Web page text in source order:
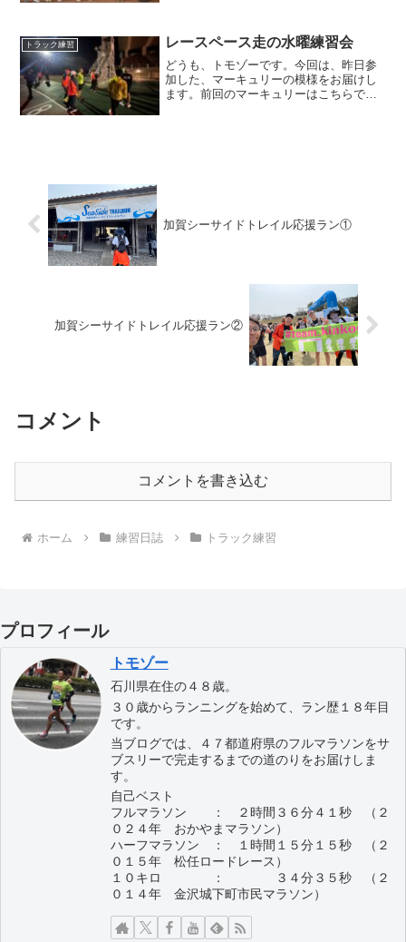
あったこと、天気予報では４...
トラック練習 レースペース走の水曜練習会
どうも、トモゾーです。今回は、昨日参
加した、マーキュリーの模様をお届けし
ます。前回のマーキュリーはこちらで
加賀シーサイドトレイル応援ラン①
加賀シーサイドトレイル応援ラン②
コメント
コメントを書き込む
ホーム 練習日誌 トラック練習
プロフィール
トモゾー
石川県在住の４８歳。
３０歳からランニングを始めて、ラン歴１８年目
です。
当ブログでは、４７都道府県のフルマラソンをサ
ブスリーで完走するまでの道のりをお届けしま
す。
自己ベスト
フルマラソン ： ２時間３６分４１秒 （２
０２４年 おかやまマラソン）
ハーフマラソン ： １時間１５分１５秒 （２
０１５年 松任ロードレース）
１０キロ ： ３４分３５秒 （２
０１４年 金沢城下町市民マラソン）